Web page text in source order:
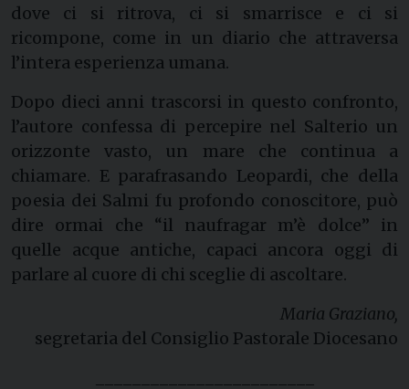
dove ci si ritrova, ci si smarrisce e ci si
ricompone, come in un diario che attraversa
l’intera esperienza umana.
Dopo dieci anni trascorsi in questo confronto,
l’autore confessa di percepire nel Salterio un
orizzonte vasto, un mare che continua a
chiamare. E parafrasando Leopardi, che della
poesia dei Salmi fu profondo conoscitore, può
dire ormai che “il naufragar m’è dolce” in
quelle acque antiche, capaci ancora oggi di
parlare al cuore di chi sceglie di ascoltare.
Maria Graziano,
segretaria del Consiglio Pastorale Diocesano